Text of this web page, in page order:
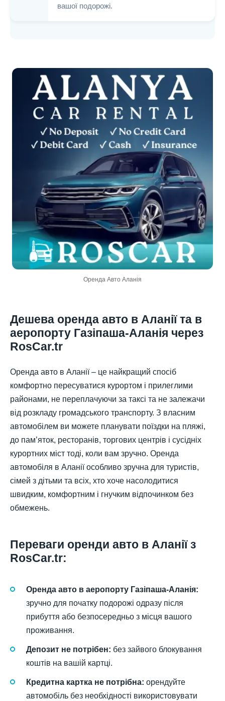
вашої подорожі.
Оренда Авто Аланія
Дешева оренда авто в Аланії та в
аеропорту Газіпаша-Аланія через
RosCar.tr
Оренда авто в Аланії – це найкращий спосіб
комфортно пересуватися курортом і прилеглими
районами, не переплачуючи за таксі та не залежачи
від розкладу громадського транспорту. З власним
автомобілем ви можете планувати поїздки на пляжі,
до пам’яток, ресторанів, торгових центрів і сусідніх
курортних міст тоді, коли вам зручно. Оренда
автомобіля в Аланії особливо зручна для туристів,
сімей з дітьми та всіх, хто хоче насолодитися
швидким, комфортним і гнучким відпочинком без
обмежень.
Переваги оренди авто в Аланії з
RosCar.tr:
Оренда авто в аеропорту Газіпаша-Аланія:
зручно для початку подорожі одразу після
прибуття або безпосередньо з місця вашого
проживання.
Депозит не потрібен: без зайвого блокування
коштів на вашій картці.
Кредитна картка не потрібна: орендуйте
автомобіль без необхідності використовувати